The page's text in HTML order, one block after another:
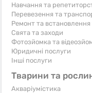
Навчання та
Перевезення та
Ремонт та встановлення
Свята та заходи
Фотозйомка та
Юридичні послуги
Інші послуги
Тварини та
Акваріумістика